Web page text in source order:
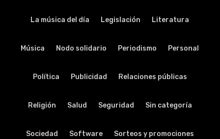
La música del día Legislación Literatura
Música Nodo solidario Periodismo Personal
Política Publicidad Relaciones públicas
Religión Salud Seguridad Sin categoría
Sociedad Software Sorteos y promociones